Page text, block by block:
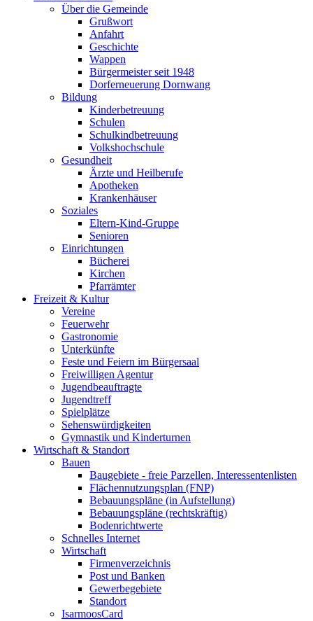
Über die Gemeinde
Grußwort
Anfahrt
Geschichte
Wappen
Bürgermeister seit 1948
Dorferneuerung Dornwang
Bildung
Kinderbetreuung
Schulen
Schulkindbetreuung
Volkshochschule
Gesundheit
Ärzte und Heilberufe
Apotheken
Krankenhäuser
Soziales
Eltern-Kind-Gruppe
Senioren
Einrichtungen
Bücherei
Kirchen
Pfarrämter
Freizeit & Kultur
Vereine
Feuerwehr
Gastronomie
Unterkünfte
Feste und Feiern im Bürgersaal
Freiwilligen Agentur
Jugendbeauftragte
Jugendtreff
Spielplätze
Sehenswürdigkeiten
Gymnastik und Kinderturnen
Wirtschaft & Standort
Bauen
Baugebiete - freie Parzellen, Interessentenlisten
Flächennutzungsplan (FNP)
Bebauungspläne (in Aufstellung)
Bebauungspläne (rechtskräftig)
Bodenrichtwerte
Schnelles Internet
Wirtschaft
Firmenverzeichnis
Post und Banken
Gewerbegebiete
Standort
IsarmoosCard